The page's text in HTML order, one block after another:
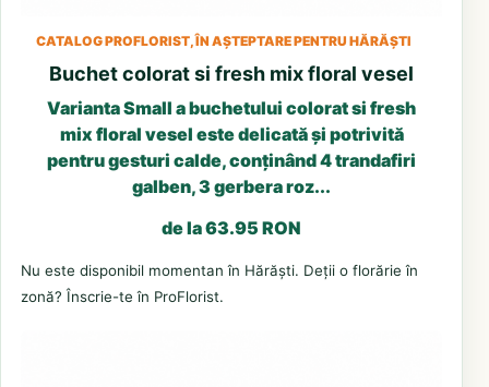
CATALOG PROFLORIST, ÎN AȘTEPTARE PENTRU HĂRĂȘTI
Buchet colorat si fresh mix floral vesel
Varianta Small a buchetului colorat si fresh
mix floral vesel este delicată și potrivită
pentru gesturi calde, conținând 4 trandafiri
galben, 3 gerbera roz...
de la 63.95 RON
Nu este disponibil momentan în Hărăști. Deții o florărie în
zonă? Înscrie-te în ProFlorist.